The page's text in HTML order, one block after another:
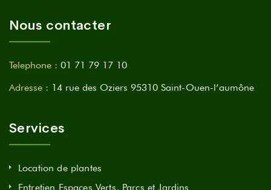
Nous contacter
Telephone : 01 71 79 17 10
Adresse : 14 rue des Oziers 95310 Saint-Ouen-l’aumône
Services
Location de plantes
Entretien Espaces Verts, Parcs et Jardins